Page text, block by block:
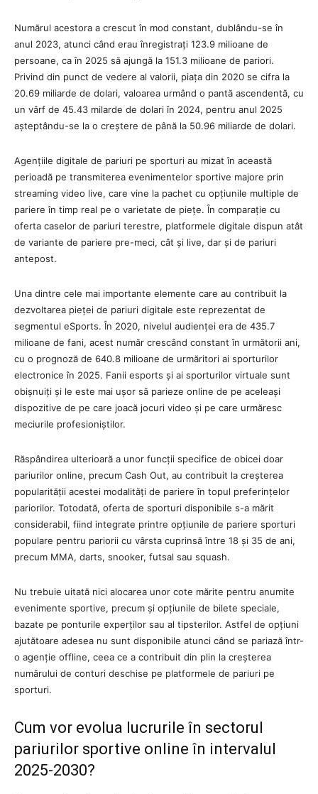
Numărul acestora a crescut în mod constant, dublându-se în
anul 2023, atunci când erau înregistrați 123.9 milioane de
persoane, ca în 2025 să ajungă la 151.3 milioane de pariori.
Privind din punct de vedere al valorii, piața din 2020 se cifra la
20.69 miliarde de dolari, valoarea urmând o pantă ascendentă, cu
un vârf de 45.43 milarde de dolari în 2024, pentru anul 2025
așteptându-se la o creștere de până la 50.96 miliarde de dolari.
Agențiile digitale de pariuri pe sporturi au mizat în această
perioadă pe transmiterea evenimentelor sportive majore prin
streaming video live, care vine la pachet cu opțiunile multiple de
pariere în timp real pe o varietate de piețe. În comparație cu
oferta caselor de pariuri terestre, platformele digitale dispun atât
de variante de pariere pre-meci, cât și live, dar și de pariuri
antepost.
Una dintre cele mai importante elemente care au contribuit la
dezvoltarea pieței de pariuri digitale este reprezentat de
segmentul eSports. În 2020, nivelul audienței era de 435.7
milioane de fani, acest număr crescând constant în următorii ani,
cu o prognoză de 640.8 milioane de urmăritori ai sporturilor
electronice în 2025. Fanii esports și ai sporturilor virtuale sunt
obișnuiți și le este mai ușor să parieze online de pe aceleași
dispozitive de pe care joacă jocuri video și pe care urmăresc
meciurile profesioniștilor.
Răspândirea ulterioară a unor funcții specifice de obicei doar
pariurilor online, precum Cash Out, au contribuit la creșterea
popularității acestei modalități de pariere în topul preferințelor
pariorilor. Totodată, oferta de sporturi disponibile s-a mărit
considerabil, fiind integrate printre opțiunile de pariere sporturi
populare pentru pariorii cu vârsta cuprinsă între 18 și 35 de ani,
precum MMA, darts, snooker, futsal sau squash.
Nu trebuie uitată nici alocarea unor cote mărite pentru anumite
evenimente sportive, precum și opțiunile de bilete speciale,
bazate pe ponturile experților sau al tipsterilor. Astfel de opțiuni
ajutătoare adesea nu sunt disponibile atunci când se pariază într-
o agenție offline, ceea ce a contribuit din plin la creșterea
numărului de conturi deschise pe platformele de pariuri pe
sporturi.
Cum vor evolua lucrurile în sectorul
pariurilor sportive online în intervalul
2025-2030?